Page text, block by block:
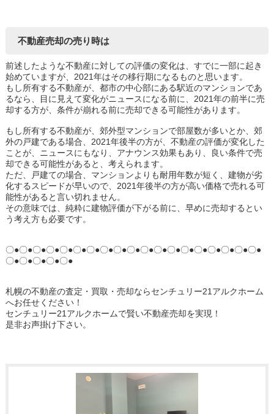
不動産売却の売り時は
前述したような不動産に対しての評価の変化は、すでに一部に起き
始めていますが、2021年はその移行期になるものと思います。
もし所有する不動産が、都市の中心部にある駅近のマンションであ
るなら、目に見えて変化がニュースになる前に、2021年の前半に売
却する方が、条件が崩れる前に売却できる可能性があります。
もし所有する不動産が、郊外型マンションで部屋数が多いとか、郊
外の戸建である場合、2021年後半の方が、不動産の評価が変化した
ことが、ニュースにもなり、アナウンス効果もあり、良い条件で売
却できる可能性があると、考えられます。
ただ、戸建ての場合、マンションよりも耐用年数が短く、建物が劣
化するスピードが早いので、2021年後半の方が高い価格で売れる可
能性があると言い切れません。
その意味では、純粋に建物評価が下がる前に、早めに売却するとい
う考え方も必要です。
〇●〇●〇●〇●〇●〇●〇●〇●〇●〇●〇●〇●〇●〇●〇●〇●〇●〇●〇●
〇●〇●〇●〇●〇●
札幌の不動産の査定・買取・売却ならセンチュリー21アルクホーム
へお任せください！
センチュリー21アルクホームで賢い不動産売却を実現！
是非お声掛け下さい。